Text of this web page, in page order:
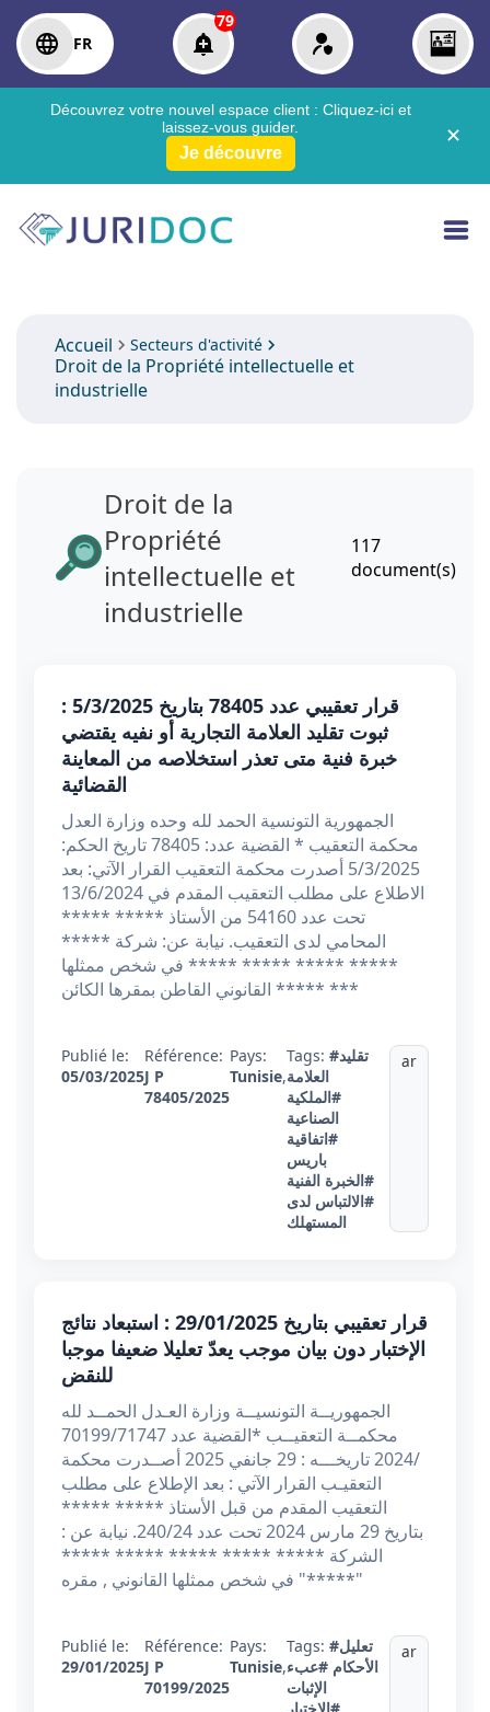
FR
79
Découvrez votre nouvel espace client : Cliquez-ici et
laissez-vous guider.
Je découvre
✕
Accueil Secteurs d'activité
Droit de la Propriété intellectuelle et
industrielle
Droit de la
Propriété
intellectuelle et
industrielle
117
document(s)
قرار تعقيبي عدد 78405 بتاريخ 5/3/2025 :
ثبوت تقليد العلامة التجارية أو نفيه يقتضي
خبرة فنية متى تعذر استخلاصه من المعاينة
القضائية
الجمهورية التونسية الحمد لله وحده وزارة العدل
محكمة التعقيب * القضية عدد: 78405 تاريخ الحكم:
5/3/2025 أصدرت محكمة التعقيب القرار الآتي: بعد
الاطلاع على مطلب التعقيب المقدم في 13/6/2024
تحت عدد 54160 من الأستاذ ***** *****
المحامي لدى التعقيب. نيابة عن: شركة *****
***** ***** ***** ***** في شخص ممثلها
القانوني القاطن بمقرها الكائن ***** ***
Publié le:
05/03/2025
Référence:
J P
78405/2025
Pays:
Tunisie,
Tags: #تقليد
العلامة
#الملكية
الصناعية
#اتفاقية
باريس
#الخبرة الفنية
#الالتباس لدى
المستهلك
ar
قرار تعقيبي بتاريخ 29/01/2025 : استبعاد نتائج
الإختبار دون بيان موجب يعدّ تعليلا ضعيفا موجبا
للنقض
الجمهوريــة التونسيــة وزارة العـدل الحمــد لله
محكمــة التعقيــب *القضية عدد 70199/71747
/2024 تاريخـــه : 29 جانفي 2025 أصــدرت محكمة
التعقيـب القرار الآتي : بعد الإطلاع على مطلب
التعقيب المقدم من قبل الأستاذ ***** *****
بتاريخ 29 مارس 2024 تحت عدد 240/24. نيابة عن :
الشركة ***** ***** ***** ***** *****
"*****" في شخص ممثلها القانوني , مقره
Publié le:
29/01/2025
Référence:
J P
70199/2025
Pays:
Tunisie,
Tags: #تعليل
الأحكام #عبء
الإثبات
ar